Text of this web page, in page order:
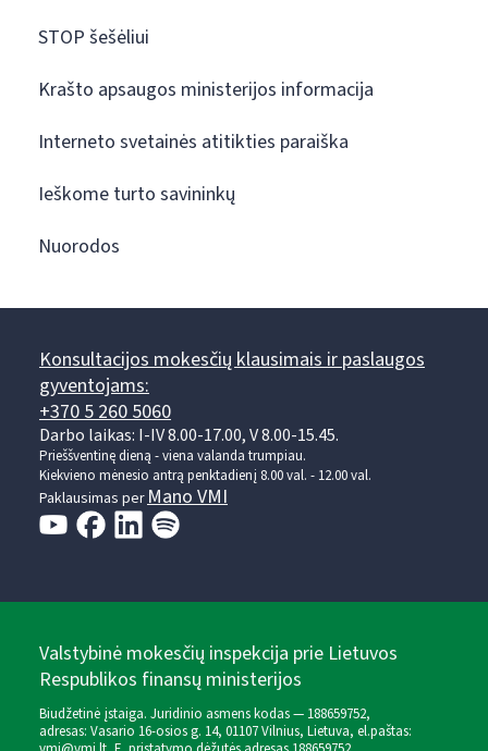
STOP šešėliui
Krašto apsaugos ministerijos informacija
Interneto svetainės atitikties paraiška
Ieškome turto savininkų
Nuorodos
Konsultacijos mokesčių klausimais ir paslaugos
gyventojams:
+370 5 260 5060
Darbo laikas: I-IV 8.00-17.00, V 8.00-15.45.
Prieššventinę dieną - viena valanda trumpiau.
Kiekvieno mėnesio antrą penktadienį 8.00 val. - 12.00 val.
Paklausimas perMano VMI
Valstybinė mokesčių inspekcija prie Lietuvos
Respublikos finansų ministerijos
Biudžetinė įstaiga. Juridinio asmens kodas — 188659752,
adresas: Vasario 16-osios g. 14, 01107 Vilnius, Lietuva, el.paštas: